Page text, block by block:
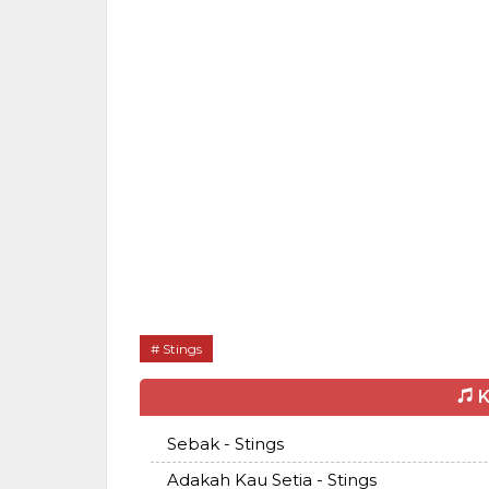
Stings
Sebak - Stings
Adakah Kau Setia - Stings